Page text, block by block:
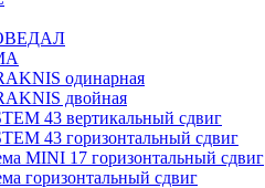
одинарная
двойная
43 вертикальный сдвиг
43 горизонтальный сдвиг
MINI 17 горизонтальный сдвиг
горизонтальный сдвиг